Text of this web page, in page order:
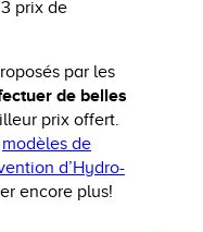
prix de
par les
de belles
prix offert.
modèles de
d’Hydro-
encore plus!